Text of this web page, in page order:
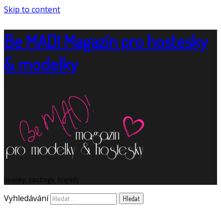
Skip to content
Be MAD! Magazín pro hostesky
& modelky
novinky, castingy, brigády
Vyhledávání